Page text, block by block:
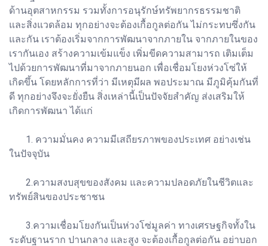
ด้านอุตสาหกรรม รวมทั้งการอนุรักษ์ทรัพยากรธรรมชาติ
และสิ่งแวดล้อม ทุกอย่างจะต้องเกื้อกูลต่อกัน ไม่กระทบซึ่งกัน
และกัน เราต้องเริ่มจากการพัฒนาจากภายใน จากภายในของ
เรากันเอง สร้างความเข้มแข็ง เพิ่มขีดความสามารถ เติมเต็ม
ไปด้วยการพัฒนาที่มาจากภายนอก เพื่อเชื่อมโยงห่วงโซ่ให้
เกิดขึ้น โดยหลักการที่ว่า มีเหตุมีผล พอประมาณ มีภูมิคุ้มกันที่
ดี ทุกอย่างจึงจะยั่งยืน สิ่งเหล่านี้เป็นปัจจัยสำคัญ ส่งเสริมให้
เกิดการพัฒนา ได้แก่
1. ความมั่นคง ความมีเสถียรภาพของประเทศ อย่างเช่น
ในปัจจุบัน
2.ความสงบสุขของสังคม และความปลอดภัยในชีวิตและ
ทรัพย์สินของประชาชน
3.ความเชื่อมโยงกันเป็นห่วงโซ่มูลค่า ทางเศรษฐกิจทั้งใน
ระดับฐานราก ปานกลาง และสูง จะต้องเกื้อกูลต่อกัน อย่าบอก